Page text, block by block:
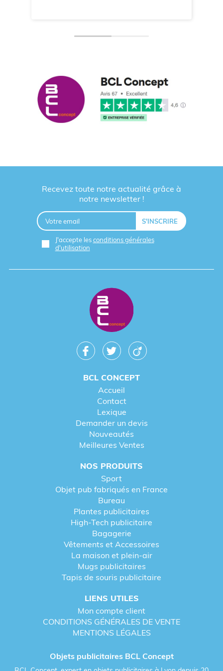
COMMANDEZ UN SAC PUBLICITAIRE À
BANDOULIÈRE POUR VOTRE COMMUNICATION
Les techniques de
personnalisation proposées par
BCL Concept
Les marquages les plus utilisés
BCL Concept,expert en objets publicitaires
et sacoches publicitaires à bandoulière
La sérigraphie, idéale pour les logos simples
et visibles.
Le transfert numérique, parfait pour des
visuels complexes ou multicolores.
Recevez toute notre actualité grâce à
notre newsletter !
J'accepte lesconditions générales
d'utilisation
BCL CONCEPT
Accueil
Contact
Lexique
Demander un devis
Nouveautés
Meilleures Ventes
NOS PRODUITS
Sport
Objet pub fabriqués en France
Bureau
Plantes publicitaires
High-Tech publicitaire
Bagagerie
Vêtements et Accessoires
La maison et plein-air
Mugs publicitaires
Tapis de souris publicitaire
LIENS UTILES
Mon compte client
CONDITIONS GÉNÉRALES DE VENTE
MENTIONS LÉGALES
Objets publicitaires BCL Concept